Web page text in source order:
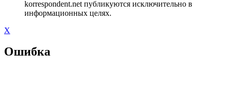
korrespondent.net публикуются исключительно в
информационных целях.
X
Ошибка